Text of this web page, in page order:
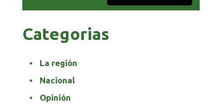
Categorias
La región
Nacional
Opinión